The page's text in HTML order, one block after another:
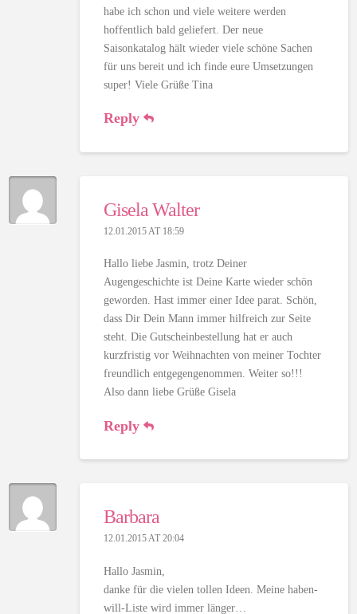
habe ich schon und viele weitere werden
hoffentlich bald geliefert. Der neue
Saisonkatalog hält wieder viele schöne Sachen
für uns bereit und ich finde eure Umsetzungen
super! Viele Grüße Tina
Reply
Gisela Walter
12.01.2015 AT 18:59
Hallo liebe Jasmin, trotz Deiner
Augengeschichte ist Deine Karte wieder schön
geworden. Hast immer einer Idee parat. Schön,
dass Dir Dein Mann immer hilfreich zur Seite
steht. Die Gutscheinbestellung hat er auch
kurzfristig vor Weihnachten von meiner Tochter
freundlich entgegengenommen. Weiter so!!!
Also dann liebe Grüße Gisela
Reply
Barbara
12.01.2015 AT 20:04
Hallo Jasmin,
danke für die vielen tollen Ideen. Meine haben-
will-Liste wird immer länger…